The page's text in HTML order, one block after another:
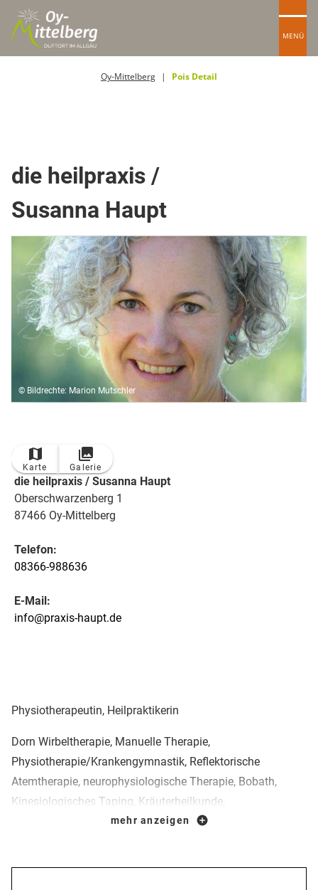
MENÜ
Oy-Mittelberg Pois Detail
die heilpraxis /
Susanna Haupt
© Bildrechte: Marion Mutschler
Karte Galerie
die heilpraxis / Susanna Haupt
Oberschwarzenberg 1
87466 Oy-Mittelberg
Telefon:
08366-988636
E-Mail:
info@praxis-haupt.de
Physiotherapeutin, Heilpraktikerin
Dorn Wirbeltherapie, Manuelle Therapie,
Physiotherapie/Krankengymnastik, Reflektorische
Atemtherapie, neurophysiologische Therapie, Bobath,
Kinesiologisches Taping, Kräuterheilkunde,
Phytokinesiologie, Body Talk, Cranio Sacrale Therapie,
mehr anzeigen